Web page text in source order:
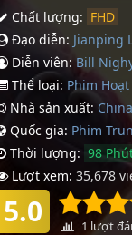
Chất lượng: FHD
Đạo diễn: Jianping
Diễn viên: Bill
Thể loại: Phim
Nhà sản xuất:
Quốc gia: Phim
Thời lượng: 98
Lượt xem: 35,678
5.0 1 lượt